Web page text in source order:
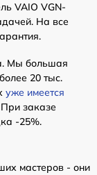
VAIO VGN-
На все
Мы большая
20 тыс.
уже имеется
заказе
-25%.
мастеров - они